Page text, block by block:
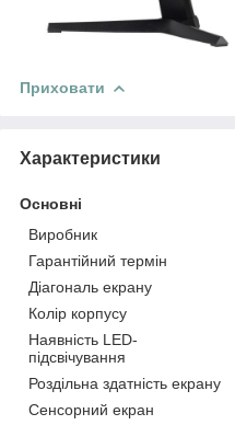
Приховати
Характеристики
Основні
Виробник
Гарантійний термін
Діагональ екрану
Колір корпусу
Наявність LED-
підсвічування
Роздільна здатність екрану
Сенсорний екран